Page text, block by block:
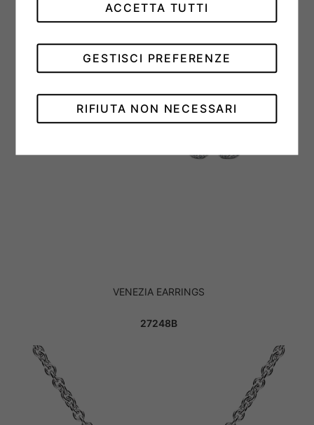
VENEZIA EARRINGS
27248B
RIFIUTA NON NECESSARI
GESTISCI PREFERENZE
ACCETTA TUTTI